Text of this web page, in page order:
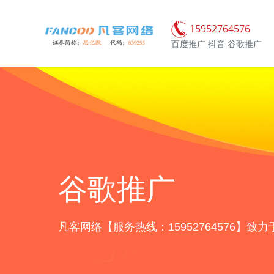
15952764576
百度推广 抖音 谷歌推广
谷歌推广
凡客网络【服务热线：15952764576】致